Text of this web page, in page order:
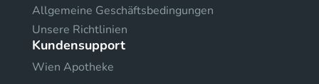
Allgemeine Geschäftsbedingungen
Unsere Richtlinien
Kundensupport
Wien Apotheke